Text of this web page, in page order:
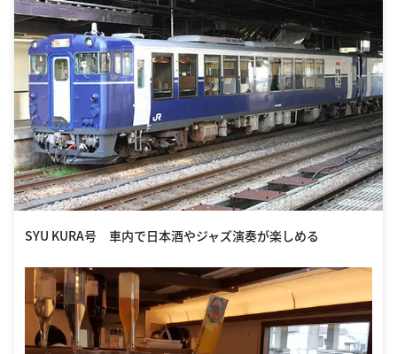
SYU KURA号 車内で日本酒やジャズ演奏が楽しめる